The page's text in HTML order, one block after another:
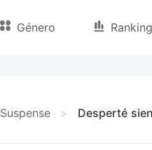
Género Ranking
Suspense > Desperté